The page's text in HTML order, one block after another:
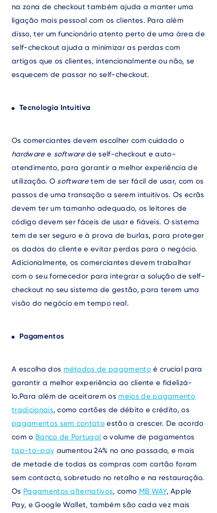
na zona de checkout também ajuda a manter uma
ligação mais pessoal com os clientes. Para além
disso, ter um funcionário atento perto de uma área de
self-checkout ajuda a minimizar as perdas com
artigos que os clientes, intencionalmente ou não, se
esquecem de passar no self-checkout.
Tecnologia Intuitiva
Os comerciantes devem escolher com cuidado o
hardwaree softwarede self-checkout e auto-
atendimento, para garantir a melhor experiência de
utilização. O softwaretem de ser fácil de usar, com os
passos de uma transação a serem intuitivos. Os ecrãs
devem ter um tamanho adequado, os leitores de
código devem ser fáceis de usar e fiáveis. O sistema
tem de ser seguro e à prova de burlas, para proteger
os dados do cliente e evitar perdas para o negócio.
Adicionalmente, os comerciantes devem trabalhar
com o seu fornecedor para integrar a solução de self-
checkout no seu sistema de gestão, para terem uma
visão do negócio em tempo real.
Pagamentos
A escolha dos métodos de pagamento é crucial para
garantir a melhor experiência ao cliente e fidelizá-
lo.Para além de aceitarem os meios de pagamento
tradicionais, como cartões de débito e crédito, os
pagamentos sem contato estão a crescer. De acordo
com o Banco de Portugal o volume de pagamentos
tap-to-pay aumentou 24% no ano passado, e mais
de metade de todas as compras com cartão foram
sem contacto, sobretudo no retalho e na restauração.
Os Pagamentos alternativos, como MB WAY, Apple
Pay, e Google Wallet,também são cada vez mais